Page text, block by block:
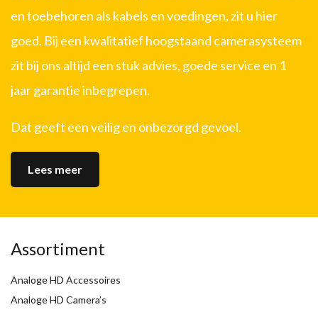
en toebehoren als kabels en voedingen, zit u hier
goed. Bij een kwalitatief hoogstaand camerasysteem
zit bij ons altijd een stuk advies, goede service en 1
jaar garantie inbegrepen.
Dat geeft een veilig en onbezorgd gevoel.
Lees meer
Assortiment
Analoge HD Accessoires
Analoge HD Camera’s